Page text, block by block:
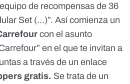
de recompensas de 36
Set (...)”. Así comienza un
con el asunto
en el que te invitan a
a través de un enlace
gratis. Se trata de un